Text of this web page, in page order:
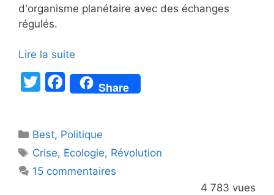
d'organisme planétaire avec des échanges
régulés.
Lire la suite
T
er
F
a
e
b
o
Share
Catégories
Best, Politique
Étiquettes
Crise, Ecologie, Révolution
15 commentaires
4 783 vues